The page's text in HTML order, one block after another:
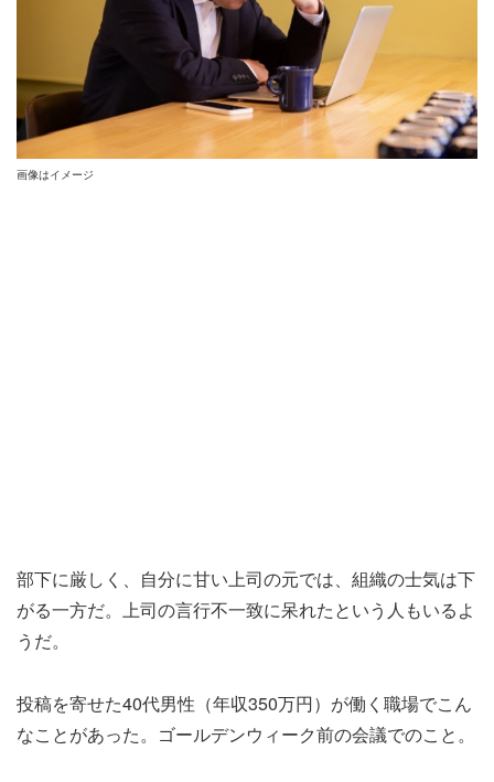
画像はイメージ
部下に厳しく、自分に甘い上司の元では、組織の士気は下
がる一方だ。上司の言行不一致に呆れたという人もいるよ
うだ。
投稿を寄せた40代男性（年収350万円）が働く職場でこん
なことがあった。ゴールデンウィーク前の会議でのこと。